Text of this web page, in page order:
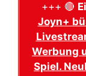
+++ 🔴
Joyn+
Werbung
Spiel.